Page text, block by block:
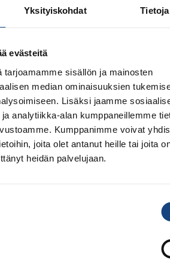
Yksityiskohdat Tietoja
evästeitä
tarjoamamme sisällön ja mainosten
median ominaisuuksien
Lisäksi jaamme
analytiikka-alan kumppaneillemme
Kumppanimme voivat
joita olet antanut heille tai joita
heidän palvelujaan.
Swedish A-Judo/VI
17.5.2026,